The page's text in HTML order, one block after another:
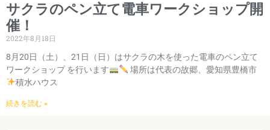
サクラのペン立て電車ワークショップ開
催！
2022年8月18日
8月20日（土）、21日（日）はサクラの木を使った電車のペン立て
ワークショップ を行います
場所は代表の故郷、愛知県豊橋市
積水ハウス
続きを読む »